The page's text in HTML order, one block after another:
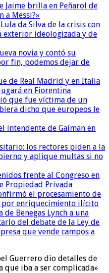
Jaime brilla en Peñarol de
a Messi?»
da Silva de la crisis con
exterior ideologizada y de
novia y contó su
fin, podemos dejar de
de Real Madrid y en Italia
en Fiorentina
que fue víctima de un
dicho que europeos le
intendente de Gaiman en
los rectores piden a la
y aplique multas si no
frente al Congreso en
Propiedad Privada
el procesamiento de
por enriquecimiento ilícito
Benegas Lynch a una
del debate de la Ley de
que vende campos a
Guerrero dio detalles de
que iba a ser complicada»